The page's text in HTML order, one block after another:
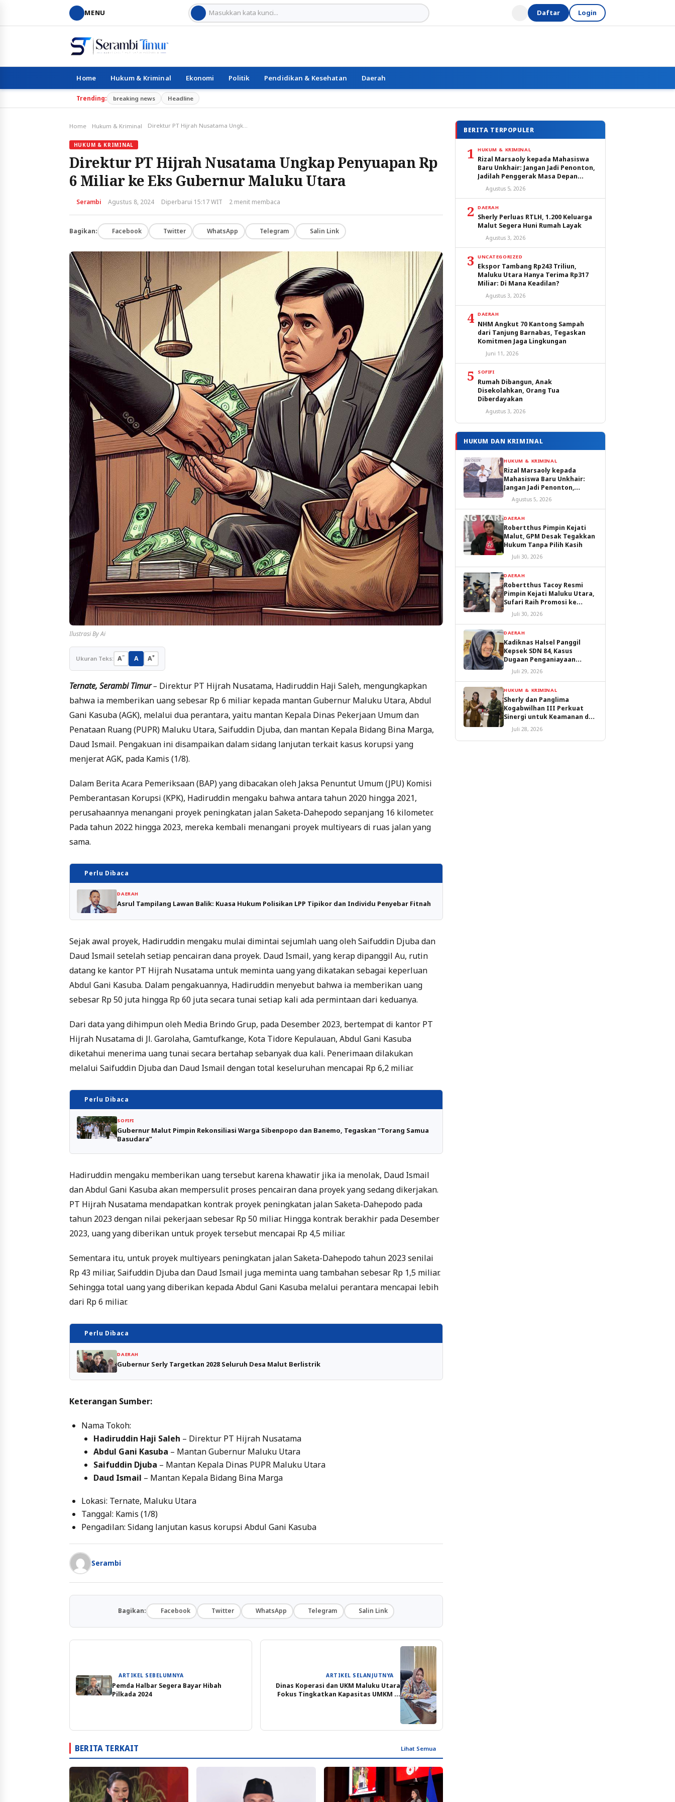
MENU Daftar Login
Home Hukum & Kriminal Ekonomi Politik Pendidikan & Kesehatan Daerah
Trending: breaking news Headline
Home Hukum & Kriminal Direktur PT Hijrah Nusatama Ungkap Penyuapan Rp 6 Miliar ke Eks Gubernur Maluku Utara
HUKUM & KRIMINAL
Direktur PT Hijrah Nusatama Ungkap Penyuapan Rp
6 Miliar ke Eks Gubernur Maluku Utara
Serambi Agustus 8, 2024 Diperbarui 15:17 WIT 2 menit membaca
Bagikan: Facebook Twitter WhatsApp Telegram Salin Link
Ilustrasi By Ai
Ukuran Teks: A− A A+
Ternate, Serambi Timur– Direktur PT Hijrah Nusatama, Hadiruddin Haji Saleh, mengungkapkan
bahwa ia memberikan uang sebesar Rp 6 miliar kepada mantan Gubernur Maluku Utara, Abdul
Gani Kasuba (AGK), melalui dua perantara, yaitu mantan Kepala Dinas Pekerjaan Umum dan
Penataan Ruang (PUPR) Maluku Utara, Saifuddin Djuba, dan mantan Kepala Bidang Bina Marga,
Daud Ismail. Pengakuan ini disampaikan dalam sidang lanjutan terkait kasus korupsi yang
menjerat AGK, pada Kamis (1/8).
Dalam Berita Acara Pemeriksaan (BAP) yang dibacakan oleh Jaksa Penuntut Umum (JPU) Komisi
Pemberantasan Korupsi (KPK), Hadiruddin mengaku bahwa antara tahun 2020 hingga 2021,
perusahaannya menangani proyek peningkatan jalan Saketa-Dahepodo sepanjang 16 kilometer.
Pada tahun 2022 hingga 2023, mereka kembali menangani proyek multiyears di ruas jalan yang
sama.
Perlu Dibaca
DAERAH
Asrul Tampilang Lawan Balik: Kuasa Hukum Polisikan LPP Tipikor dan Individu Penyebar Fitnah
Sejak awal proyek, Hadiruddin mengaku mulai dimintai sejumlah uang oleh Saifuddin Djuba dan
Daud Ismail setelah setiap pencairan dana proyek. Daud Ismail, yang kerap dipanggil Au, rutin
datang ke kantor PT Hijrah Nusatama untuk meminta uang yang dikatakan sebagai keperluan
Abdul Gani Kasuba. Dalam pengakuannya, Hadiruddin menyebut bahwa ia memberikan uang
sebesar Rp 50 juta hingga Rp 60 juta secara tunai setiap kali ada permintaan dari keduanya.
Dari data yang dihimpun oleh Media Brindo Grup, pada Desember 2023, bertempat di kantor PT
Hijrah Nusatama di Jl. Garolaha, Gamtufkange, Kota Tidore Kepulauan, Abdul Gani Kasuba
diketahui menerima uang tunai secara bertahap sebanyak dua kali. Penerimaan dilakukan
melalui Saifuddin Djuba dan Daud Ismail dengan total keseluruhan mencapai Rp 6,2 miliar.
Perlu Dibaca
SOFIFI
Gubernur Malut Pimpin Rekonsiliasi Warga Sibenpopo dan Banemo, Tegaskan “Torang Samua
Basudara”
Hadiruddin mengaku memberikan uang tersebut karena khawatir jika ia menolak, Daud Ismail
dan Abdul Gani Kasuba akan mempersulit proses pencairan dana proyek yang sedang dikerjakan.
PT Hijrah Nusatama mendapatkan kontrak proyek peningkatan jalan Saketa-Dahepodo pada
tahun 2023 dengan nilai pekerjaan sebesar Rp 50 miliar. Hingga kontrak berakhir pada Desember
2023, uang yang diberikan untuk proyek tersebut mencapai Rp 4,5 miliar.
Sementara itu, untuk proyek multiyears peningkatan jalan Saketa-Dahepodo tahun 2023 senilai
Rp 43 miliar, Saifuddin Djuba dan Daud Ismail juga meminta uang tambahan sebesar Rp 1,5 miliar.
Sehingga total uang yang diberikan kepada Abdul Gani Kasuba melalui perantara mencapai lebih
dari Rp 6 miliar.
Perlu Dibaca
DAERAH
Gubernur Serly Targetkan 2028 Seluruh Desa Malut Berlistrik
Keterangan Sumber:
Nama Tokoh:
Hadiruddin Haji Saleh – Direktur PT Hijrah Nusatama
Abdul Gani Kasuba – Mantan Gubernur Maluku Utara
Saifuddin Djuba – Mantan Kepala Dinas PUPR Maluku Utara
Daud Ismail – Mantan Kepala Bidang Bina Marga
Lokasi: Ternate, Maluku Utara
Tanggal: Kamis (1/8)
Pengadilan: Sidang lanjutan kasus korupsi Abdul Gani Kasuba
Serambi
Bagikan: Facebook Twitter WhatsApp Telegram Salin Link
ARTIKEL SEBELUMNYA
Pemda Halbar Segera Bayar Hibah
Pilkada 2024
ARTIKEL SELANJUTNYA
Dinas Koperasi dan UKM Maluku Utara
Fokus Tingkatkan Kapasitas UMKM di
BERITA TERKAIT Lihat Semua
BERITA TERPOPULER
1 HUKUM & KRIMINAL
Rizal Marsaoly kepada Mahasiswa
Baru Unkhair: Jangan Jadi Penonton,
Jadilah Penggerak Masa Depan
Ternate dan Maluku Utara
Agustus 5, 2026
2 DAERAH
Sherly Perluas RTLH, 1.200 Keluarga
Malut Segera Huni Rumah Layak
Agustus 3, 2026
3 UNCATEGORIZED
Ekspor Tambang Rp243 Triliun,
Maluku Utara Hanya Terima Rp317
Miliar: Di Mana Keadilan?
Agustus 3, 2026
4 DAERAH
NHM Angkut 70 Kantong Sampah
dari Tanjung Barnabas, Tegaskan
Komitmen Jaga Lingkungan
Juni 11, 2026
5 SOFIFI
Rumah Dibangun, Anak
Disekolahkan, Orang Tua
Diberdayakan
Agustus 3, 2026
HUKUM DAN KRIMINAL
HUKUM & KRIMINAL
Rizal Marsaoly kepada
Mahasiswa Baru Unkhair:
Jangan Jadi Penonton,
Jadilah Penggerak Masa
Depan Ternate dan Maluku
Agustus 5, 2026
DAERAH
Robertthus Pimpin Kejati
Malut, GPM Desak Tegakkan
Hukum Tanpa Pilih Kasih
Juli 30, 2026
DAERAH
Robertthus Tacoy Resmi
Pimpin Kejati Maluku Utara,
Sufari Raih Promosi ke
Kejaksaan Agung
Juli 30, 2026
DAERAH
Kadiknas Halsel Panggil
Kepsek SDN 84, Kasus
Dugaan Penganiayaan
Diproses
Juli 29, 2026
HUKUM & KRIMINAL
Sherly dan Panglima
Kogabwilhan III Perkuat
Sinergi untuk Keamanan dan
Pembangunan Malut
Juli 28, 2026